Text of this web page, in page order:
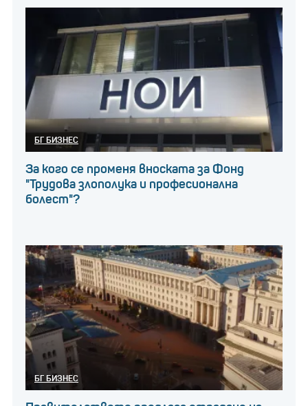
БГ БИЗНЕС
За кого се променя вноската за Фонд
"Трудова злополука и професионална
болест"?
БГ БИЗНЕС